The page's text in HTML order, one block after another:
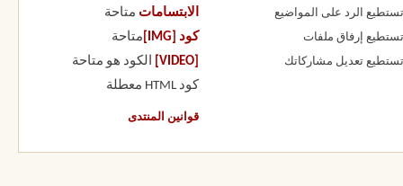
تستطيع الرد على المواضيع
تستطيع إرفاق ملفات
تستطيع تعديل مشاركاتك
الابتسامات متاحة
كود [IMG]
متاحة
الكود هو متاحة
كود HTML
معطلة
قوانين المنتدى